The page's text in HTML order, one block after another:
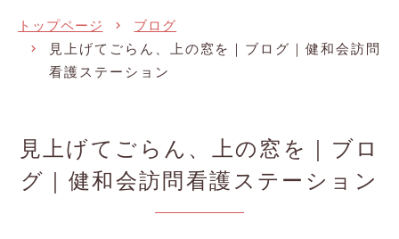
トップページ
ブログ
見上げてごらん、上の窓を｜ブログ｜健和会訪問
看護ステーション
見上げてごらん、上の窓を｜ブロ
グ｜健和会訪問看護ステーション